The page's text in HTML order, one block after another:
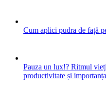
Cum aplici pudra de față
Pauza un lux!? Ritmul
productivitate și